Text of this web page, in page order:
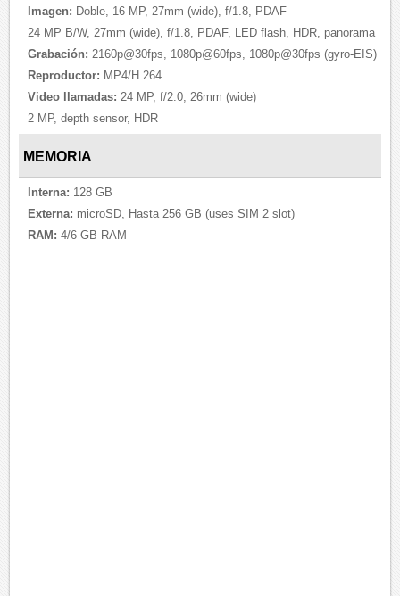
Imagen: Doble, 16 MP, 27mm (wide), f/1.8, PDAF
24 MP B/W, 27mm (wide), f/1.8, PDAF, LED flash, HDR, panorama
Grabación: 2160p@30fps, 1080p@60fps, 1080p@30fps (gyro-EIS)
Reproductor: MP4/H.264
Video llamadas: 24 MP, f/2.0, 26mm (wide)
2 MP, depth sensor, HDR
MEMORIA
Interna: 128 GB
Externa: microSD, Hasta 256 GB (uses SIM 2 slot)
RAM: 4/6 GB RAM